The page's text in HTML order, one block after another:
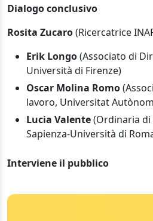
Dialogo conclusivo
Rosita Zucaro(Ricercatrice
Erik Longo(Associato di
Università di Firenze)
Oscar Molina Romo
lavoro, Universitat
Lucia Valente(Ordinaria
Sapienza-Università di
Interviene il pubblico